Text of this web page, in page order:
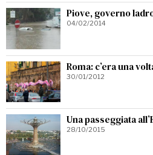
Piove, governo
04/02/2014
Roma: c’era una
30/01/2012
Una passeggiata
28/10/2015